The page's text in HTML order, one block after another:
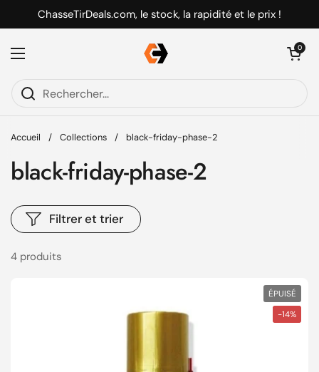
Passer au contenu
ChasseTirDeals.com, le stock, la rapidité et le prix !
Ouvrir le menu
Ouvrir le
0
Accueil / Collections / black-friday-phase-2
black-friday-phase-2
4 produits
Filtrer et trier
ÉPUISÉ
-14%